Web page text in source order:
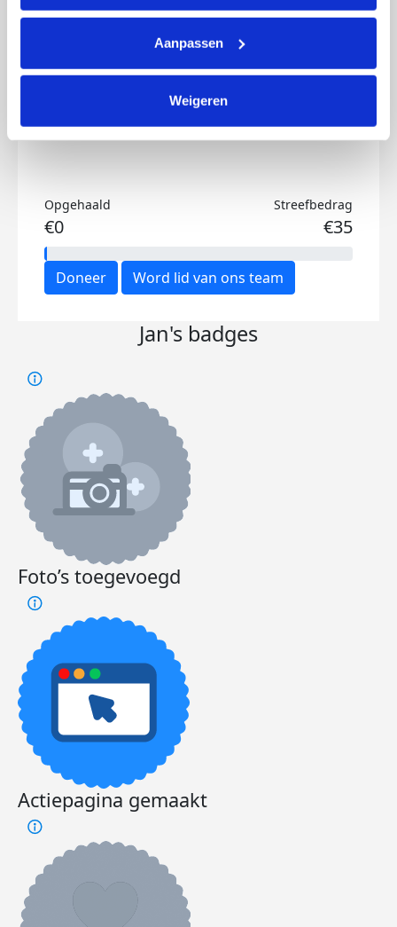
Aanpassen
Weigeren
Ik wil bijdragen aan de transactiekosten
Doneer nu
Opgehaald
€0
Streefbedrag
€35
Doneer Word lid van ons team
Jan's badges
Foto’s toegevoegd
Actiepagina gemaakt